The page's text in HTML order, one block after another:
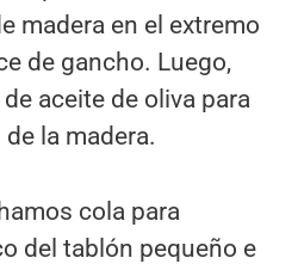
madera en el extremo
de gancho. Luego,
aceite de oliva para
la madera.
cola para
del tablón pequeño e